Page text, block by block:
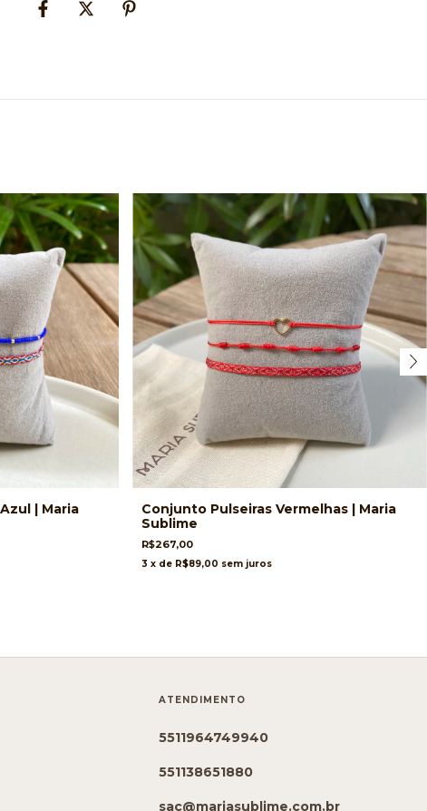
| Maria
Conjunto Pulseiras Vermelhas | Maria
Sublime
R$267,00
3 x de R$89,00 sem juros
ATENDIMENTO
5511964749940
551138651880
sac@mariasublime.com.br